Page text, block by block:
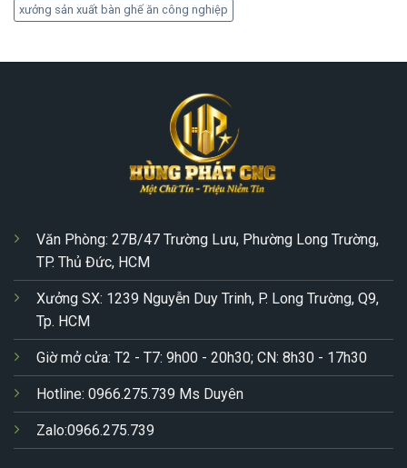
xưởng sản xuất bàn ghế ăn công nghiệp
Văn Phòng: 27B/47 Trường Lưu, Phường Long Trường,
TP. Thủ Đức, HCM
Xưởng SX: 1239 Nguyễn Duy Trinh, P. Long Trường, Q9,
Tp. HCM
Giờ mở cửa: T2 - T7: 9h00 - 20h30; CN: 8h30 - 17h30
Hotline: 0966.275.739 Ms Duyên
Zalo:0966.275.739